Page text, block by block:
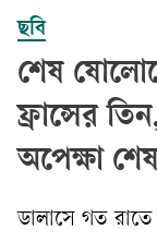
ছবি
শেষ
ফ্রান্সের
অপেক্ষা
ডালাসে গত